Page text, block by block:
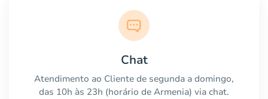
Chat
Atendimento ao Cliente de segunda a domingo,
das 10h às 23h (horário de Armenia) via chat.